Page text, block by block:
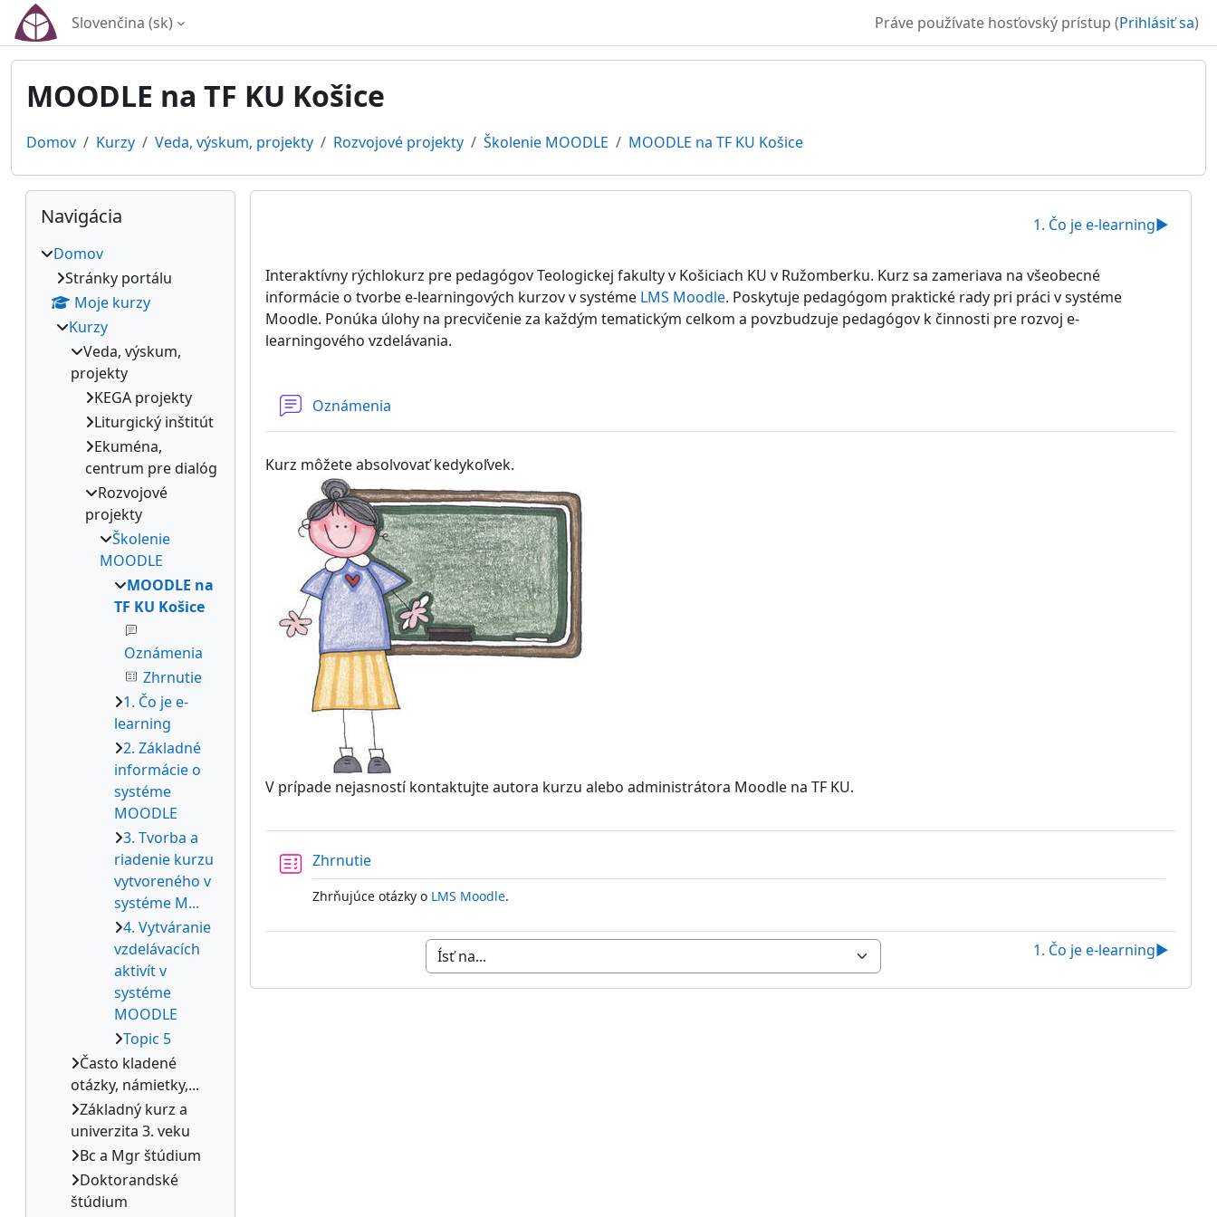
Preskočiť na hlavný obsah
Slovenčina ‎(sk)‎ Práve používate hosťovský prístup (Prihlásiť sa)
MOODLE na TF KU Košice
Domov Kurzy Veda, výskum, projekty Rozvojové projekty Školenie MOODLE MOODLE na TF KU Košice
1. Čo je e-learning▶︎
Interaktívny rýchlokurz pre pedagógov Teologickej fakulty v Košiciach KU v Ružomberku. Kurz sa zameriava na všeobecné
informácie o tvorbe e-learningových kurzov v systéme LMS Moodle. Poskytuje pedagógom praktické rady pri práci v systéme
Moodle. Ponúka úlohy na precvičenie za každým tematickým celkom a povzbudzuje pedagógov k činnosti pre rozvoj e-
learningového vzdelávania.
Oznámenia
Kurz môžete absolvovať kedykoľvek.
V prípade nejasností kontaktujte autora kurzu alebo administrátora Moodle na TF KU.
ZhrnutieTest
Zhrňujúce otázky o LMS Moodle.
1. Čo je e-learning▶︎
Bloky
Preskočiť Navigácia
Navigácia
Domov
Stránky portálu
Moje kurzy
Kurzy
Veda, výskum,
projekty
KEGA projekty
Liturgický inštitút
Ekuména,
centrum pre dialóg
Rozvojové
projekty
Školenie
MOODLE
MOODLE na
TF KU Košice
Oznámenia
Zhrnutie
1. Čo je e-
learning
2. Základné
informácie o
systéme
MOODLE
3. Tvorba a
riadenie kurzu
vytvoreného v
systéme M...
4. Vytváranie
vzdelávacích
aktivít v
systéme
MOODLE
Topic 5
Často kladené
otázky, námietky,...
Základný kurz a
univerzita 3. veku
Bc a Mgr štúdium
Doktorandské
štúdium